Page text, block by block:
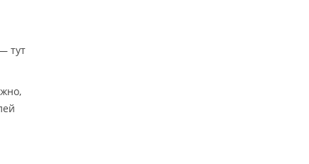
тут